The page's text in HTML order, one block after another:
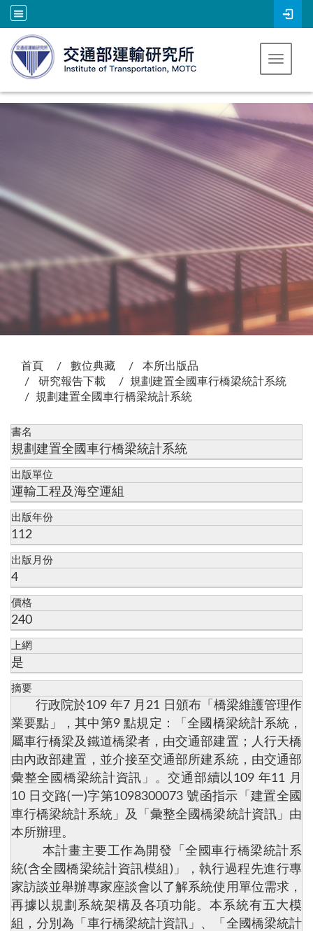
跳到主要內容
Toggle
首頁 數位典藏
本所出版品
研究報告下載
規劃建置全國車行橋梁統計系統
規劃建置全國車行橋梁統計系統
書名
規劃建置全國車行橋梁統計系統
出版單位
運輸工程及海空運組
出版年份
112
出版月份
4
價格
240
上網
是
摘要
行政院於109 年7 月21 日頒布「橋梁維護管理作
業要點」，其中第9 點規定：「全國橋梁統計系統，
屬車行橋梁及鐵道橋梁者，由交通部建置；人行天橋
由內政部建置，並介接至交通部所建系統，由交通部
彙整全國橋梁統計資訊」。交通部續以109 年11 月
10 日交路(一)字第1098300073 號函指示「建置全國
車行橋梁統計系統」及「彙整全國橋梁統計資訊」由
本所辦理。
本計畫主要工作為開發「全國車行橋梁統計系
統(含全國橋梁統計資訊模組)」，執行過程先進行專
家訪談並舉辦專家座談會以了解系統使用單位需求，
再據以規劃系統架構及各項功能。本系統有五大模
組，分別為「車行橋梁統計資訊」、「全國橋梁統計